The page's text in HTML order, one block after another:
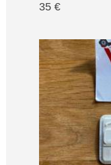
35 €